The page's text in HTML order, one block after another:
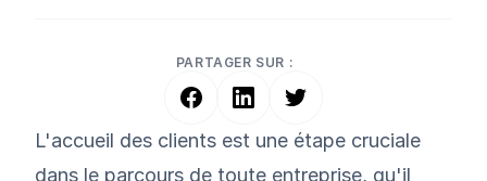
PARTAGER SUR :
L'accueil des clients est une étape cruciale
dans le parcours de toute entreprise, qu'il